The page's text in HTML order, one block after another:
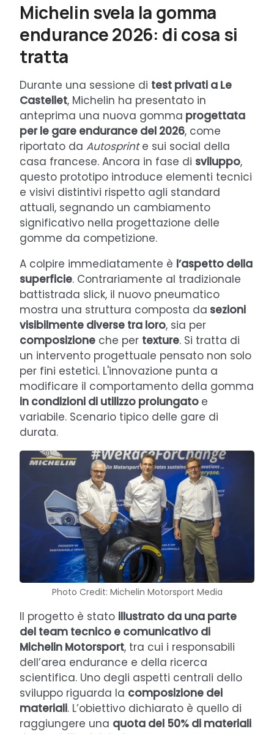
Michelin svela la gomma
endurance 2026: di cosa si
tratta
Durante una sessione di test privati a Le
Castellet, Michelin ha presentato in
anteprima una nuova gomma progettata
per le gare endurance del 2026, come
riportato da Autosprinte sui social della
casa francese. Ancora in fase di sviluppo,
questo prototipo introduce elementi tecnici
e visivi distintivi rispetto agli standard
attuali, segnando un cambiamento
significativo nella progettazione delle
gomme da competizione.
A colpire immediatamente è l’aspetto della
superficie. Contrariamente al tradizionale
battistrada slick, il nuovo pneumatico
mostra una struttura composta da sezioni
visibilmente diverse tra loro, sia per
composizione che per texture. Si tratta di
un intervento progettuale pensato non solo
per fini estetici. L'innovazione punta a
modificare il comportamento della gomma
in condizioni di utilizzo prolungato e
variabile. Scenario tipico delle gare di
durata.
Photo Credit: Michelin Motorsport Media
Il progetto è stato illustrato da una parte
del team tecnico e comunicativo di
Michelin Motorsport, tra cui i responsabili
dell’area endurance e della ricerca
scientifica. Uno degli aspetti centrali dello
sviluppo riguarda la composizione dei
materiali. L’obiettivo dichiarato è quello di
raggiungere una quota del 50% di materiali